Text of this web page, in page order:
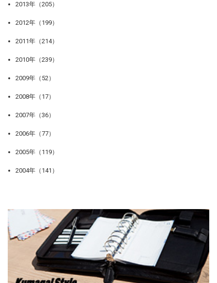
2013年（205）
2012年（199）
2011年（214）
2010年（239）
2009年（52）
2008年（17）
2007年（36）
2006年（77）
2005年（119）
2004年（141）